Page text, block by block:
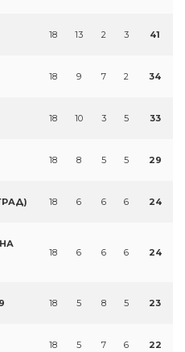
18 13 2 3 41
18 9 7 2 34
18 10 3 5 33
18 8 5 5 29
18 6 6 6 24
18 6 6 6 24
18 5 8 5 23
18 5 7 6 22